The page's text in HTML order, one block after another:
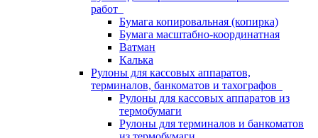
работ
Бумага копировальная (копирка)
Бумага масштабно-координатная
Ватман
Калька
Рулоны для кассовых аппаратов,
терминалов, банкоматов и тахографов
Рулоны для кассовых аппаратов из
термобумаги
Рулоны для терминалов и банкоматов